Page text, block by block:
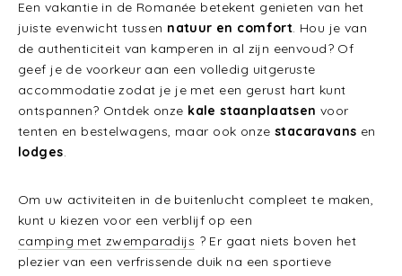
Een vakantie in de Romanée betekent genieten van het
juiste evenwicht tussen natuur en comfort. Hou je van
de authenticiteit van kamperen in al zijn eenvoud? Of
geef je de voorkeur aan een volledig uitgeruste
accommodatie zodat je je met een gerust hart kunt
ontspannen? Ontdek onze kale staanplaatsen voor
tenten en bestelwagens, maar ook onze stacaravans en
lodges.
Om uw activiteiten in de buitenlucht compleet te maken,
kunt u kiezen voor een verblijf op een
camping met zwemparadijs ? Er gaat niets boven het
plezier van een verfrissende duik na een sportieve